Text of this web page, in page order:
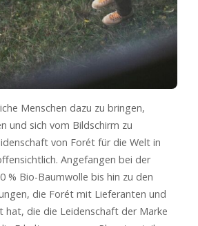
Menschen dazu zu bringen,
und sich vom Bildschirm zu
von Forét für die Welt in
Angefangen bei der
% Bio-Baumwolle bis hin zu den
die Forét mit Lieferanten und
hat, die die Leidenschaft der Marke